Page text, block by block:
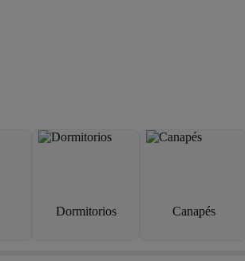
Dormitorios Canapés